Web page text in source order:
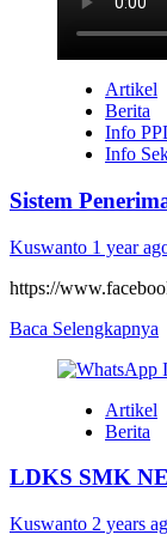
Artikel
Berita
Info
Info
Sistem
Kuswanto 1 year
https://
Baca Selengkapnya
Artikel
Berita
LDKS SMK
Kuswanto 2 years